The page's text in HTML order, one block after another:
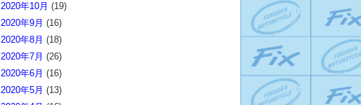
2020年10月 (19)
2020年9月 (16)
2020年8月 (18)
2020年7月 (26)
2020年6月 (16)
2020年5月 (13)